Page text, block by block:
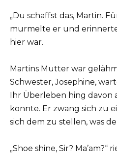
„Du schaffst das, Martin.
murmelte er und
hier war.
Martins Mutter war
Schwester, Josephine,
Ihr Überleben hing davon
konnte. Er zwang sich zu
sich dem zu stellen, was
„Shoe shine, Sir? Ma’am?“